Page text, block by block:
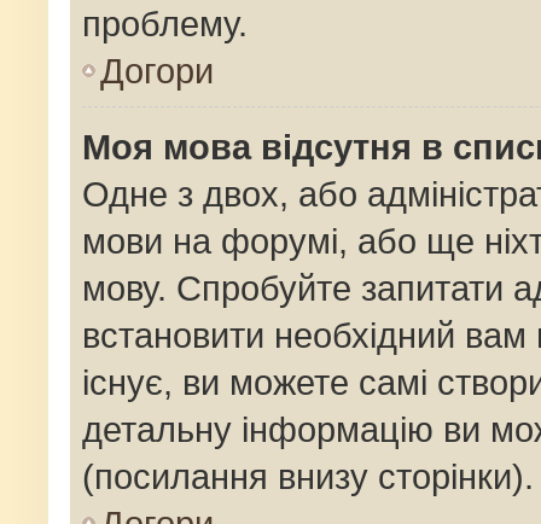
проблему.
Догори
Моя мова відсутня в
Одне з двох, або
мови на форумі, або ще
мову. Спробуйте запитати
встановити необхідний
існує, ви можете самі
детальну інформацію ви
(посилання внизу сторінки).